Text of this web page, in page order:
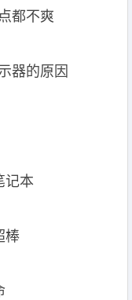
都不爽
器的原因
记本
棒